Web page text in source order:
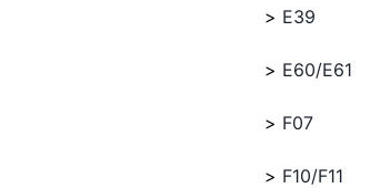
E39
E60/E61
F07
F10/F11